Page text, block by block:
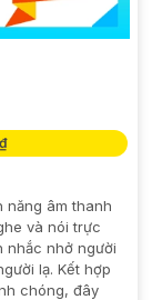
năng âm thanh
và nói trực
nhắc nhở người
lạ. Kết hợp
chóng, đây